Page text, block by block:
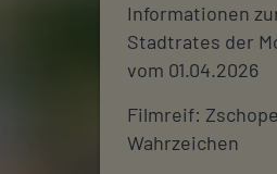
Informationen
Stadtrates der
vom 01.04.2026
Filmreif:
Wahrzeichen